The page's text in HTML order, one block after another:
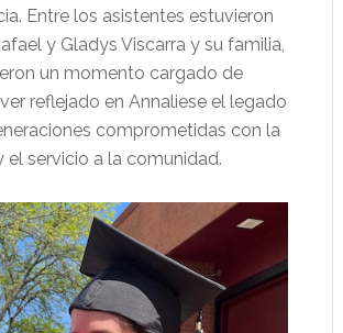
Entre los asistentes estuvieron
y Gladys Viscarra y su familia,
un momento cargado de
reflejado en Annaliese el legado
comprometidas con la
el servicio a la comunidad.